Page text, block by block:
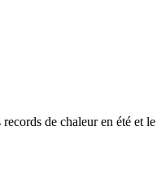
de chaleur en été et